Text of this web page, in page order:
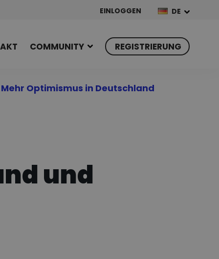
EINLOGGEN DE
COMMUNITY REGISTRIERUNG
Mehr Optimismus in Deutschland
und